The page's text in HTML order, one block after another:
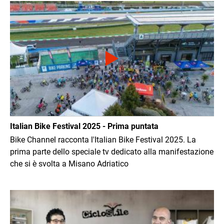
Immagine
Italian Bike Festival 2025 - Prima puntata
Bike Channel racconta l'Italian Bike Festival 2025. La
prima parte dello speciale tv dedicato alla manifestazione
che si è svolta a Misano Adriatico
Immagine